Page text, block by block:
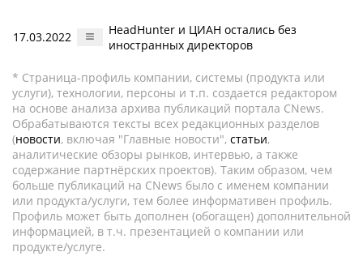
17.03.2022
HeadHunter и ЦИАН остались без
иностранных директоров
* Страница-профиль компании, системы (продукта или
услуги), технологии, персоны и т.п. создается редактором
на основе анализа архива публикаций портала CNews.
Обрабатываются тексты всех редакционных разделов
(новости, включая "Главные новости", статьи,
аналитические обзоры рынков, интервью, а также
содержание партнёрских проектов). Таким образом, чем
больше публикаций на CNews было с именем компании
или продукта/услуги, тем более информативен профиль.
Профиль может быть дополнен (обогащен) дополнительной
информацией, в т.ч. презентацией о компании или
продукте/услуге.